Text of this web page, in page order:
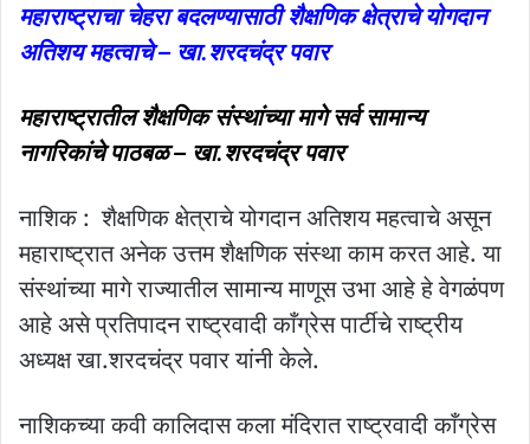
महाराष्ट्राचा चेहरा बदलण्यासाठी शैक्षणिक क्षेत्राचे योगदान
अतिशय महत्वाचे – खा.शरदचंद्र पवार
महाराष्ट्रातील शैक्षणिक संस्थांच्या मागे सर्व सामान्य
नागरिकांचे पाठबळ – खा.शरदचंद्र पवार
नाशिक : शैक्षणिक क्षेत्राचे योगदान अतिशय महत्वाचे असून
महाराष्ट्रात अनेक उत्तम शैक्षणिक संस्था काम करत आहे. या
संस्थांच्या मागे राज्यातील सामान्य माणूस उभा आहे हे वेगळंपण
आहे असे प्रतिपादन राष्ट्रवादी काँग्रेस पार्टीचे राष्ट्रीय
अध्यक्ष खा.शरदचंद्र पवार यांनी केले.
नाशिकच्या कवी कालिदास कला मंदिरात राष्ट्रवादी काँग्रेस